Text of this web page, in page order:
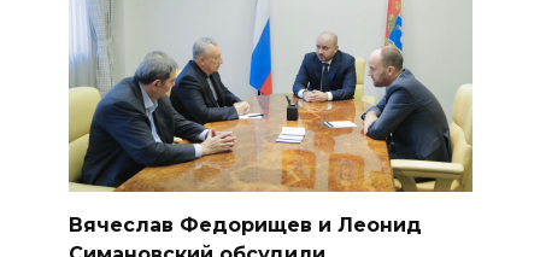
Вячеслав Федорищев и Леонид